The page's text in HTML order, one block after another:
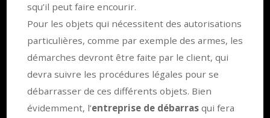
squ’il peut faire encourir.
Pour les objets qui nécessitent des autorisations
particulières, comme par exemple des armes, les
démarches devront être faite par le client, qui
devra suivre les procédures légales pour se
débarrasser de ces différents objets. Bien
évidemment, l’entreprise de débarrasqui fera